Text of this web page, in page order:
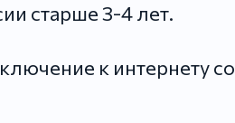
старше 3-4 лет.
к интернету со